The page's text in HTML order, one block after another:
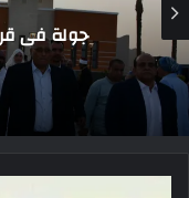
جولة في